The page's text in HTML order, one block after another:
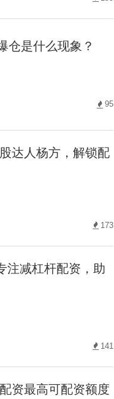
仓是什么现象？
95
达人杨方，解锁配
173
注减杠杆配资，助
141
资最高可配资额度